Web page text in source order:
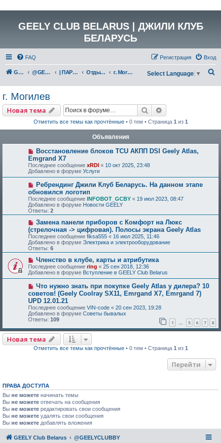
GEELY CLUB BELARUS | ДЖИЛИ КЛУБ
БЕЛАРУСЬ
FAQ Вход
Регистрация
GEELY Club Belarus @GEELYCLUBBY | ПАРТНЕРЫ КЛУБА Отдых и развлечения г. Могилев Select Language ▼
г. Могилев
Новая тема Поиск
Отметить все темы как прочтённые• 0 тем • Страница 1 из 1
Объявления
Восстановление блоков TCU АКПП DSI Geely Atlas,
Emgrand X7
Последнее сообщение xRDI « 10 окт 2025, 23:48
Добавлено в форуме Услуги
Ребрендинг Джили Клуб Беларусь. На данном этапе
обновился логотип
Последнее сообщение INFOBOT_GCBY « 19 июл 2023, 08:47
Добавлено в форуме Новости GEELY
Ответы: 2
Замена панели приборов с Комфорт на Люкс
(стрелочная -> цифровая). Полосы экрана Geely Atlas
Последнее сообщение fiksa555 « 16 июл 2025, 11:46
Добавлено в форуме Электрика и электрооборудование
Ответы: 6
Членство в клубе, карты и атрибутика
Последнее сообщение ring « 25 сен 2018, 12:36
Добавлено в форуме Вступление в GEELY Club Belarus
Что нужно знать при покупке Geely Atlas у дилера? 10
советов! (Geely Coolray SX11, Emrgand X7, Emrgand 7)
UPD 12.01.21
Последнее сообщение VIN-code « 20 сен 2023, 19:28
Добавлено в форуме Советы бывалых
Ответы: 109 1 … 5 6 7 8
Новая тема
Отметить все темы как прочтённые• 0 тем • Страница 1 из 1
Перейти
ПРАВА ДОСТУПА
Вы не можете начинать темы
Вы не можете отвечать на сообщения
Вы не можете редактировать свои сообщения
Вы не можете удалять свои сообщения
Вы не можете добавлять вложения
GEELY Club Belarus @GEELYCLUBBY